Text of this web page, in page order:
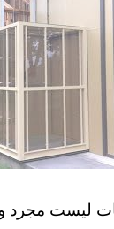
ليست مجرد